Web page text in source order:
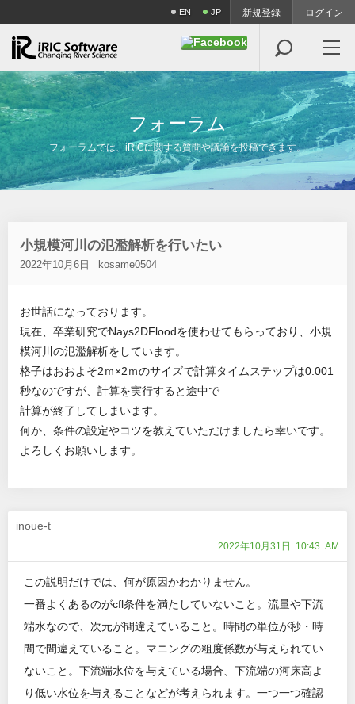
EN JP 新規登録 ログイン

フ ォ ーラム
フォーラムでは、iRICに関する質問や議論を投稿できます。
小規模河川の氾濫解析を行いたい
2022年10月6日 kosame0504
お世話になっております。
現在、卒業研究でNays2DFloodを使わせてもらっており、小規
模河川の氾濫解析をしています。
格子はおおよそ2ｍ×2ｍのサイズで計算タイムステップは0.001
秒なのですが、計算を実行すると途中で
計算が終了してしまいます。
何か、条件の設定やコツを教えていただけましたら幸いです。
よろしくお願いします。
inoue-t
2022年10月31日 10:43 AM
この説明だけでは、何が原因かわかりません。
一番よくあるのがcfl条件を満たしていないこと。流量や下流
端水なので、次元が間違えていること。時間の単位が秒・時
間で間違えていること。マニングの粗度係数が与えられてい
ないこと。下流端水位を与えている場合、下流端の河床高よ
り低い水位を与えることなどが考えられます。一つ一つ確認